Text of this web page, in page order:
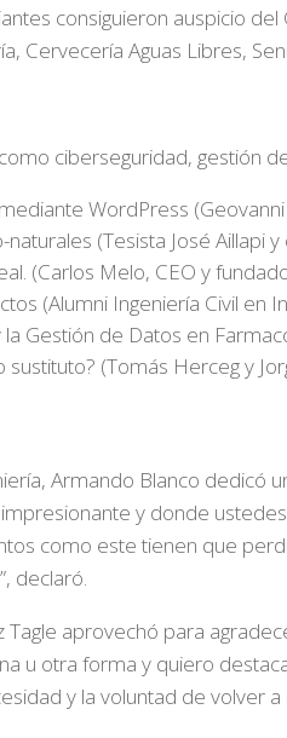
consiguieron auspicio
Cervecería Aguas Libres,
ciberseguridad, gestión
WordPress (Geovanni
(Tesista José Aillapi
(Carlos Melo, CEO y
(Alumni Ingeniería Civil en
Gestión de Datos en
(Tomás Herceg y
Armando Blanco dedicó
y donde
como este tienen que
declaró.
aprovechó para
u otra forma y quiero
y la voluntad de volver